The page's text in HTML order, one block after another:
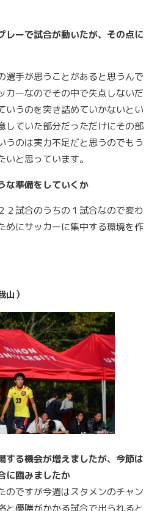
レーで試合が動いたが、その点に
選手が思うことがあると思うんで
カーなのでその中で失点しないだ
いうのを突き詰めていかないとい
していた部分だっただけにその部
うのは実力不足だと思うのでもう
と思っています。
な準備をしていくか
２試合のうちの１試合なので変わ
めにサッカーに集中する環境を作
）
する機会が増えましたが、今節は
に臨みましたか
のですが今週はスタメンのチャン